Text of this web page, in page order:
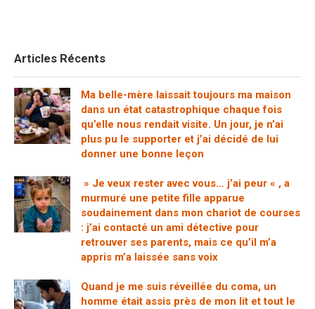
Articles Récents
Ma belle-mère laissait toujours ma maison
dans un état catastrophique chaque fois
qu’elle nous rendait visite. Un jour, je n’ai
plus pu le supporter et j’ai décidé de lui
donner une bonne leçon
» Je veux rester avec vous… j’ai peur « , a
murmuré une petite fille apparue
soudainement dans mon chariot de courses
: j’ai contacté un ami détective pour
retrouver ses parents, mais ce qu’il m’a
appris m’a laissée sans voix
Quand je me suis réveillée du coma, un
homme était assis près de mon lit et tout le